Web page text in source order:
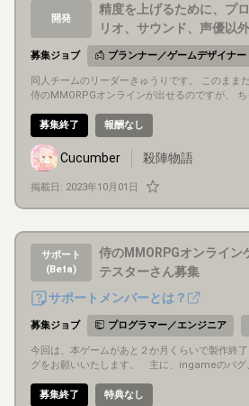
開発
精度を上げるために、プ
リオ、サウンド、声優以
募集ジョブ プランナー／ゲームデザイナー
同人チームのリーダーきゅうりです。 このままだと、12月くらいに、普通に
侍のMMORPGオンラインが出せるのですが、 ちっこい枠で完成度上げてま
ゅうりの ボルテージ フルマックスにしてくれるくらいの方、募集します。
これ、きゅうりさんの独断です。(o*。_。)oペコ
募集終了 報酬なし
Cucumber 殺陣物語
掲載日: 2023年10月01日
サポート
(Beta)
侍のMMORPGオンライン
テスターさん募集
サポートメンバーとは？
募集ジョブ プログラマー／エンジニア
今回は、本ゲームがあと２か月くらいで製作終
グをお願いいたします。 主に、ingameのバグ
募集終了 特典なし